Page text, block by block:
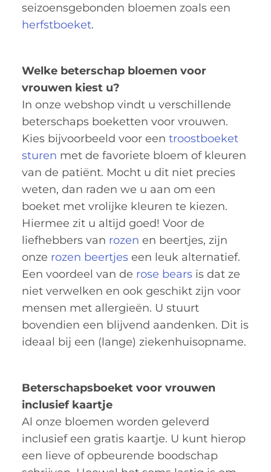
seizoensgebonden bloemen zoals een
herfstboeket.
Welke beterschap bloemen voor
vrouwen kiest u?
In onze webshop vindt u verschillende
beterschaps boeketten voor vrouwen.
Kies bijvoorbeeld voor een troostboeket
sturen met de favoriete bloem of kleuren
van de patiënt. Mocht u dit niet precies
weten, dan raden we u aan om een
boeket met vrolijke kleuren te kiezen.
Hiermee zit u altijd goed! Voor de
liefhebbers van rozen en beertjes, zijn
onze rozen beertjes een leuk alternatief.
Een voordeel van de rose bears is dat ze
niet verwelken en ook geschikt zijn voor
mensen met allergieën. U stuurt
bovendien een blijvend aandenken. Dit is
ideaal bij een (lange) ziekenhuisopname.
Beterschapsboeket voor vrouwen
inclusief kaartje
Al onze bloemen worden geleverd
inclusief een gratis kaartje. U kunt hierop
een lieve of opbeurende boodschap